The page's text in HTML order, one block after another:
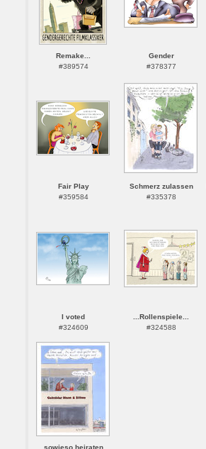
Remake...
#389574
Gender
#378377
Fair Play
#359584
Schmerz zulassen
#335378
I voted
#324609
...Rollenspiele...
#324588
sowieso heiraten